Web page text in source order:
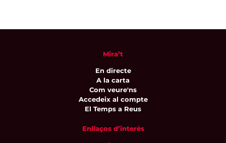
Mira’t
En directe
A la carta
Com veure'ns
Accedeix al compte
El Temps a Reus
Enllaços d’interès